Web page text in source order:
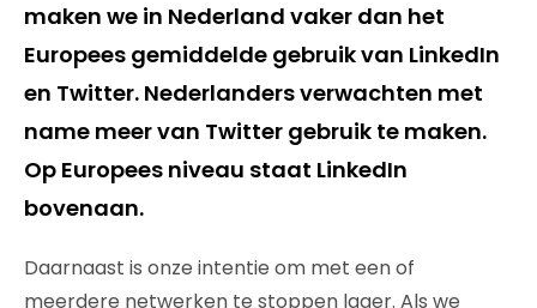
maken we in Nederland vaker dan het
Europees gemiddelde gebruik van LinkedIn
en Twitter. Nederlanders verwachten met
name meer van Twitter gebruik te maken.
Op Europees niveau staat LinkedIn
bovenaan.
Daarnaast is onze intentie om met een of
meerdere netwerken te stoppen lager. Als we